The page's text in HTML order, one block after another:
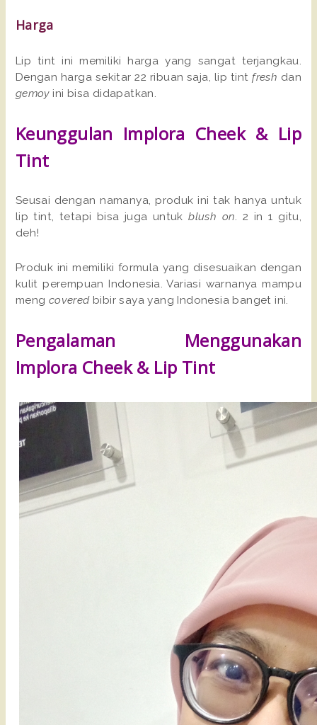
Harga
Lip tint ini memiliki harga yang sangat terjangkau.
Dengan harga sekitar 22 ribuan saja, lip tintfresh dan
gemoy ini bisa didapatkan.
Keunggulan Implora Cheek & Lip
Tint
Seusai dengan namanya, produk ini tak hanya untuk
lip tint, tetapi bisa juga untukblush on. 2 in 1 gitu,
deh!
Produk ini memiliki formula yang disesuaikan dengan
kulit perempuan Indonesia. Variasi warnanya mampu
meng coveredbibir saya yang Indonesia banget ini.
Pengalaman Menggunakan
Implora Cheek & Lip Tint